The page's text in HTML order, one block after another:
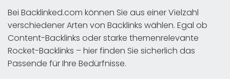
Bei Backlinked.com können Sie aus einer Vielzahl
verschiedener Arten von Backlinks wählen. Egal ob
Content-Backlinks oder starke themenrelevante
Rocket-Backlinks – hier finden Sie sicherlich das
Passende für Ihre Bedürfnisse.